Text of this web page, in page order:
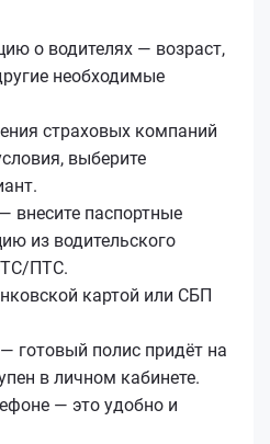
о водителях — возраст,
необходимые
страховых компаний
выберите
внесите паспортные
из водительского
ПТС.
картой или СБП
готовый полис придёт на
в личном кабинете.
— это удобно и